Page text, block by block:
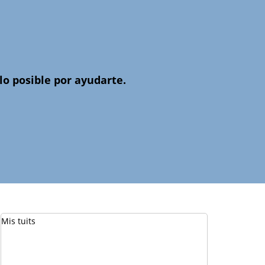
posible por ayudarte.
Mis tuits